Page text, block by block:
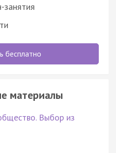
занятия
бесплатно
материалы
Выбор из